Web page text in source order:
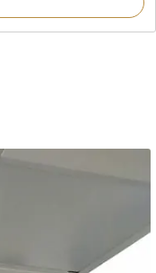
notation
client